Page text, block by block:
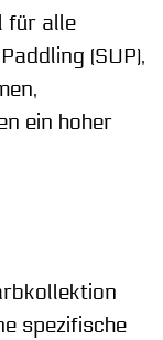
für alle
(SUP),
ein hoher
spezifische